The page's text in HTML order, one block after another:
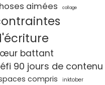
aimées collage
battant
90 jours de contenu
compris
inktober